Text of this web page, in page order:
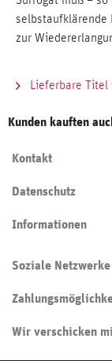
selbstaufklärende
zur
Lieferbare
Kunden kauften
Kontakt
Datenschutz
Informationen
Soziale Netzwerke
Wir verschicken